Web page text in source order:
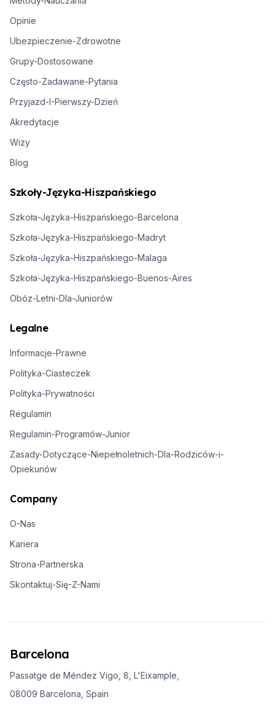
Opinie
Ubezpieczenie-Zdrowotne
Grupy-Dostosowane
Często-Zadawane-Pytania
Przyjazd-I-Pierwszy-Dzień
Akredytacje
Wizy
Blog
Szkoły-Języka-Hiszpańskiego
Szkoła-Języka-Hiszpańskiego-Barcelona
Szkoła-Języka-Hiszpańskiego-Madryt
Szkoła-Języka-Hiszpańskiego-Malaga
Szkoła-Języka-Hiszpańskiego-Buenos-Aires
Obóz-Letni-Dla-Juniorów
Legalne
Informacje-Prawne
Polityka-Ciasteczek
Polityka-Prywatności
Regulamin
Regulamin-Programów-Junior
Zasady-Dotyczące-Niepełnoletnich-Dla-Rodziców-i-
Opiekunów
Company
O-Nas
Kariera
Strona-Partnerska
Skontaktuj-Się-Z-Nami
Barcelona
Passatge de Méndez Vigo, 8, L'Eixample,
08009 Barcelona, Spain